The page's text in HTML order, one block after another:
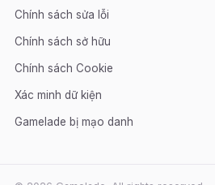
Chính sách sửa lỗi
Chính sách sở hữu
Chính sách Cookie
Xác minh dữ kiện
Gamelade bị mạo danh